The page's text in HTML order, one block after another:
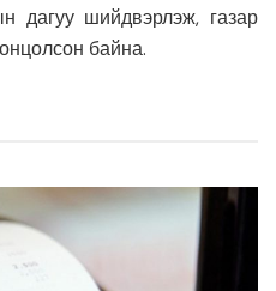
дагуу шийдвэрлэж, газар
байна.